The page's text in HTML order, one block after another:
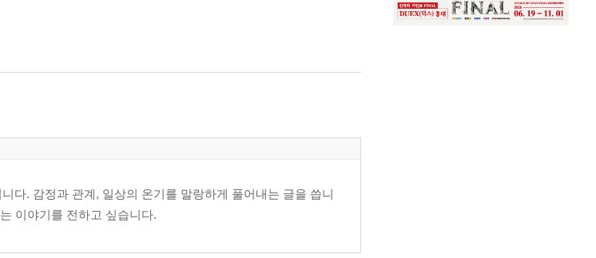
다. 감정과 관계, 일상의 온기를 말랑하게 풀어내는 글을 씁니
이야기를 전하고 싶습니다.